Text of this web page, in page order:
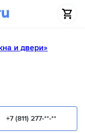
+7 (811) 277-**-**